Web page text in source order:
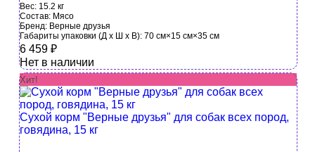
Вес: 15.2 кг
Состав: Мясо
Бренд: Верные друзья
Габариты упаковки (Д х Ш х В):70 см×15 см×35 см
6 459₽
Нет в наличии
Хит!
Сухой корм "Верные друзья" для собак всех пород,
говядина, 15 кг